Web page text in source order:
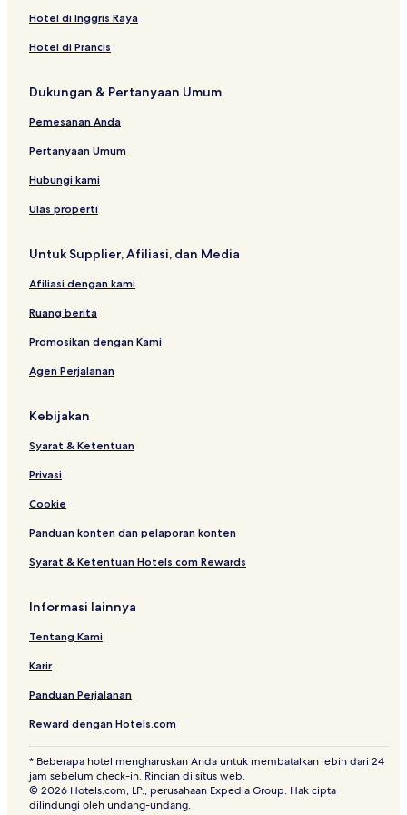
Penginapan di Cunha
Hotel di Matao
Hotel di Orlandia
Penginapan di Ubatuba
Hotel di Ubatuba
Hotel di Catanduva
Hotel di Bertioga
Pousada di Praia Grande
Hotel di Praia Grande
Hotel Belanja di Guarulhos
Hotel di Guarulhos
Hotel di Itatiba
Hotel Bintang 2 di Santos
Hotel di Santos
Pousada di Santo Antonio do Pinhal
Hotel Bintang 2 di Santo Antonio do Pinhal
Hotel Bintang 3 di Santo Antonio do Pinhal
Hotel di São Sebastião
Apartemen di Sorocaba
Hotel Bintang 2 di Sorocaba
Hotel di Sorocaba
Hotel di São Carlos
Hotel dengan Tempat Parkir di Mogi das Cruzes
Hotel di Mogi das Cruzes
Hotel Bintang 3 di Avare
Resor & Hotel dengan Spa di Atibaia
Hotel di Inggris Raya
Hotel di Prancis
Dukungan & Pertanyaan Umum
Pemesanan Anda
Pertanyaan Umum
Hubungi kami
Ulas properti
Untuk Supplier, Afiliasi, dan Media
Afiliasi dengan kami
Ruang berita
Promosikan dengan Kami
Agen Perjalanan
Kebijakan
Syarat & Ketentuan
Privasi
Cookie
Panduan konten dan pelaporan konten
Syarat & Ketentuan Hotels.com Rewards
Informasi lainnya
Tentang Kami
Karir
Panduan Perjalanan
Reward dengan Hotels.com
* Beberapa hotel mengharuskan Anda untuk membatalkan lebih dari 24
jam sebelum check-in. Rincian di situs web.
© 2026 Hotels.com, LP., perusahaan Expedia Group. Hak cipta
dilindungi oleh undang-undang.